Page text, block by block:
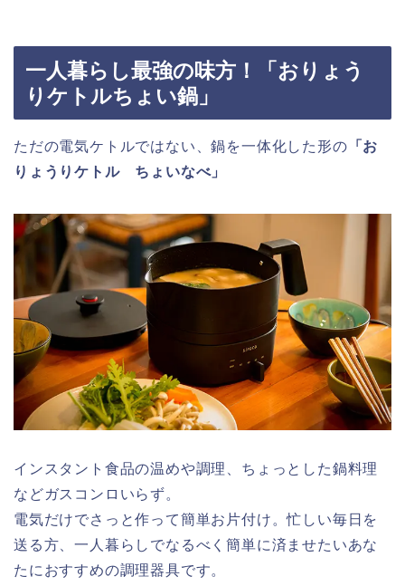
一人暮らし最強の味方！「おりょう
りケトルちょい鍋」
ただの電気ケトルではない、鍋を一体化した形の 「お
りょうりケトル ちょいなべ」
インスタント食品の温めや調理、ちょっとした鍋料理
などガスコンロいらず。
電気だけでさっと作って簡単お片付け。忙しい毎日を
送る方、一人暮らしでなるべく簡単に済ませたいあな
たにおすすめの調理器具です。